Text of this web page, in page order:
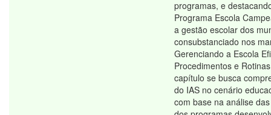
programas, e
Programa Escola
a gestão escolar dos
consubstanciado nos
Gerenciando a Escola
Procedimentos e
capítulo se busca
do IAS no cenário
com base na análise